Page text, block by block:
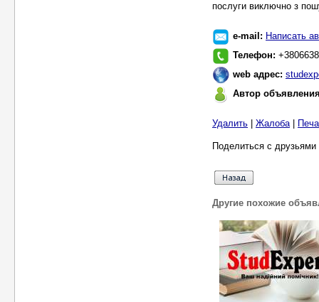
послуги виключно з
e-mail: Написать
Телефон:
web адрес:
Автор
Удалить Жалоба|
Поделиться с
Другие похожие